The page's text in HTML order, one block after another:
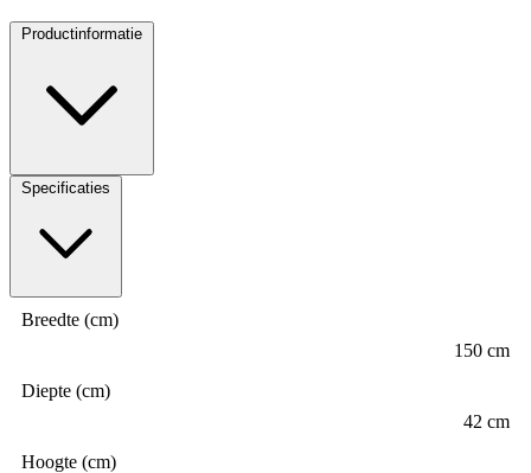
Productinformatie
Specificaties
Breedte (cm)
150 cm
Diepte (cm)
42 cm
Hoogte (cm)